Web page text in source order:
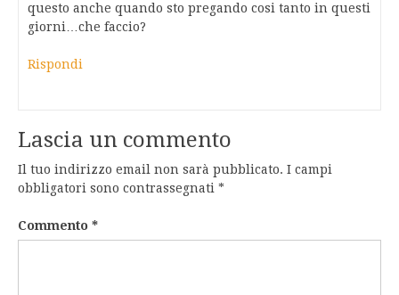
questo anche quando sto pregando cosi tanto in questi
giorni…che faccio?
Rispondi
Lascia un commento
Il tuo indirizzo email non sarà pubblicato. I campi
obbligatori sono contrassegnati *
Commento *